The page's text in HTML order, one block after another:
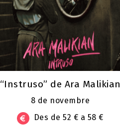
“Instruso” de Ara Malikian
8 de novembre
Des de 52 € a 58 €